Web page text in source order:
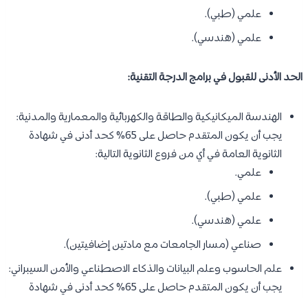
علمي (طبي).
علمي (هندسي).
الحد الأدنى للقبول في برامج الدرجة التقنية:
الهندسة الميكانيكية والطاقة والكهربائية والمعمارية والمدنية:
يجب أن يكون المتقدم حاصل على 65% كحد أدنى في شهادة
الثانوية العامة في أي من فروع الثانوية التالية:
علمي.
علمي (طبي).
علمي (هندسي).
صناعي (مسار الجامعات مع مادتين إضافيتين).
علم الحاسوب وعلم البيانات والذكاء الاصطناعي والأمن السيبراني:
يجب أن يكون المتقدم حاصل على 65% كحد أدنى في شهادة